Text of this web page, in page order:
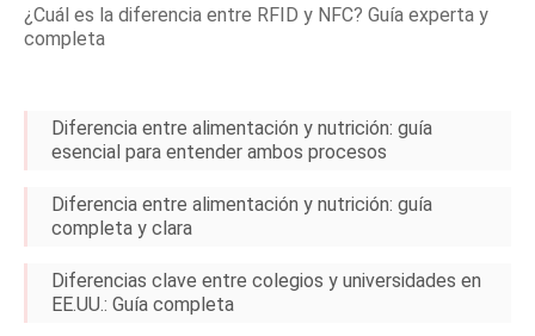
¿Cuál es la diferencia entre RFID y NFC? Guía experta y
completa
Diferencia entre alimentación y nutrición: guía
esencial para entender ambos procesos
Diferencia entre alimentación y nutrición: guía
completa y clara
Diferencias clave entre colegios y universidades en
EE.UU.: Guía completa